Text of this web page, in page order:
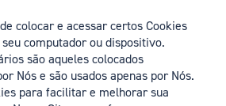
colocar e acessar certos Cookies
computador ou dispositivo.
são aqueles colocados
Nós e são usados apenas por Nós.
para facilitar e melhorar sua